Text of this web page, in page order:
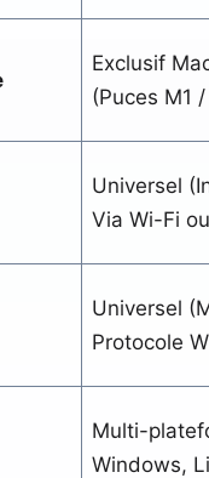
Exclusif
(Puces M1
Universel
Via Wi-Fi
Universel
Protocole
Multi-
Windows,